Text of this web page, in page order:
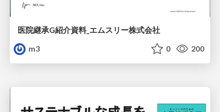
医院継承G紹介資料_エムスリー株式会社
m3
0 200